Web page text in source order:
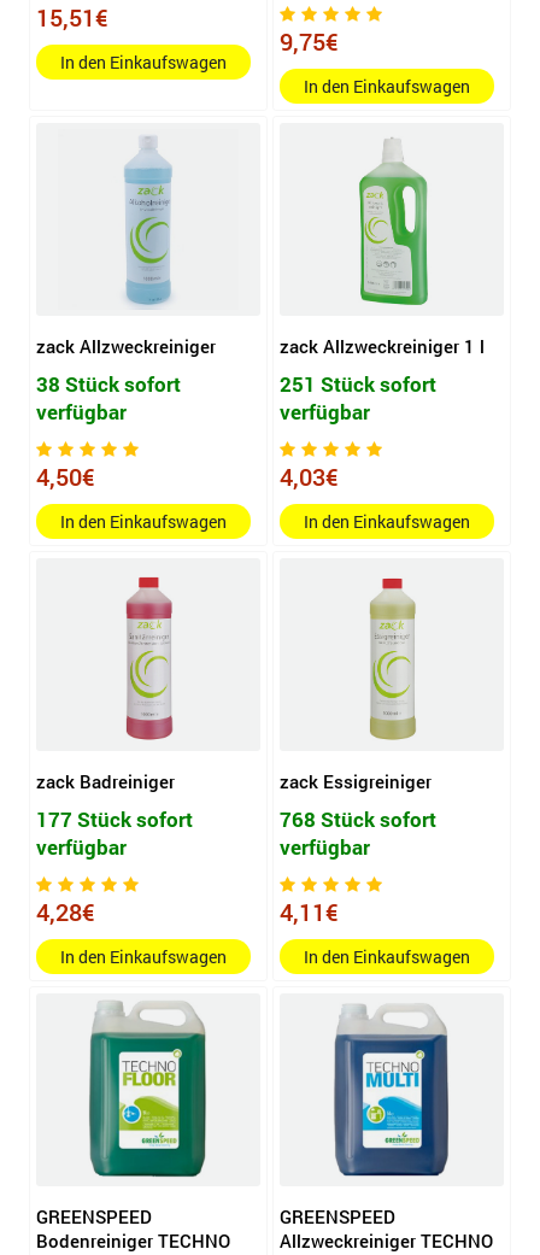
15,51€
In den Einkaufswagen
9,75€
In den Einkaufswagen
zack Allzweckreiniger
38 Stück sofort
verfügbar
4,50€
In den Einkaufswagen
zack Allzweckreiniger 1 l
251 Stück sofort
verfügbar
4,03€
In den Einkaufswagen
zack Badreiniger
177 Stück sofort
verfügbar
4,28€
In den Einkaufswagen
zack Essigreiniger
768 Stück sofort
verfügbar
4,11€
In den Einkaufswagen
GREENSPEED
Bodenreiniger TECHNO
GREENSPEED
Allzweckreiniger TECHNO